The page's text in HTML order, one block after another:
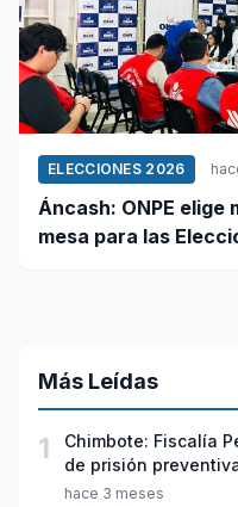
ELECCIONES 2026
Áncash: ONPE elige
mesa para las
Más Leídas
1
Chimbote: Fiscalía
de prisión
violación sexual y
hace 3 meses